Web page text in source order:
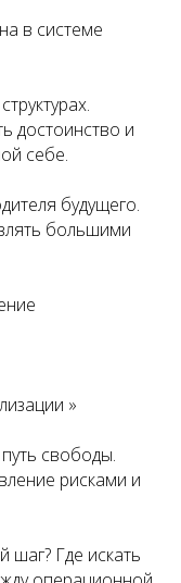
в системе
достоинство и
себе.
будущего.
большими
»
свободы.
рисками и
шаг? Где искать